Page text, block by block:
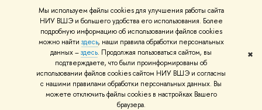
Мы используем файлы cookies для улучшения работы сайта
НИУ ВШЭ и большего удобства его использования. Более
подробную информацию об использовании файлов cookies
можно найти здесь, наши правила обработки персональных
данных –здесь. Продолжая пользоваться сайтом, вы
подтверждаете, что были проинформированы об
использовании файлов cookies сайтом НИУ ВШЭ и согласны
с нашими правилами обработки персональных данных. Вы
можете отключить файлы cookies в настройках Вашего
браузера.
✖
Людям с ограниченными возможностями здоровья
Единая платежная страница
Работа в Вышке
© НИУ ВШЭ 1993–2026 Адреса и контакты Условия использования
материалов Политика конфиденциальности Карта сайта
Шрифты HSE Sans и HSE Slab разработаны вШколе дизайна НИУ ВШЭ